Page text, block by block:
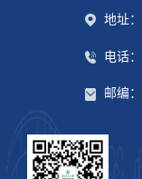
地址
电话
邮编